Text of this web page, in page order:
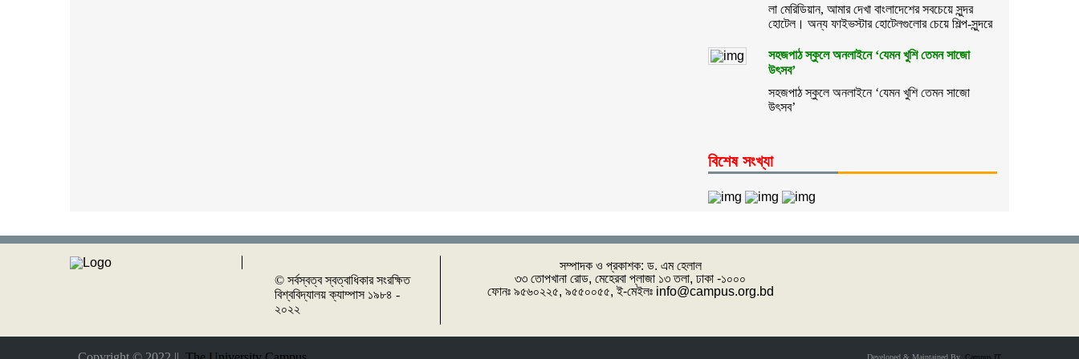
লা মেরিডিয়ান, আমার দেখা বাংলাদেশের সবচেয়ে সুন্দর
হোটেল। অন্য ফাইভস্টার হোটেলগুলোর চেয়ে শিল্প-সুন্দরে
সহজপাঠ স্কুলে অনলাইনে ‘যেমন খুশি তেমন সাজো
উৎসব’
সহজপাঠ স্কুলে অনলাইনে ‘যেমন খুশি তেমন সাজো
উৎসব’
বিশেষ সংখ্যা
© সর্বস্বত্ব স্বত্বাধিকার সংরক্ষিত
বিশ্ববিদ্যালয় ক্যাম্পাস ১৯৮৪ -
২০২২
সম্পাদক ও প্রকাশক: ‌ড. এম হেলাল
৩৩ তোপখানা রোড, মেহেরবা প্লাজা ১৩ তলা, ঢাকা -১০০০
ফোনঃ ৯৫৬০২২৫, ৯৫৫০০৫৫, ই-মেইলঃ info@campus.org.bd
Developed & Maintained By Campus IT